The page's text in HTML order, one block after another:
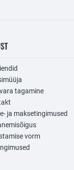
tagamine
ja maksetingimused
vorm